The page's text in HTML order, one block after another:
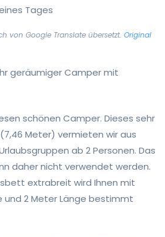
Tages
von Google Translate übersetzt. Original
geräumiger Camper mit
schönen Camper. Dieses sehr
Meter) vermieten wir aus
ab 2 Personen. Das
daher nicht verwendet werden.
extrabreit wird Ihnen mit
und 2 Meter Länge bestimmt